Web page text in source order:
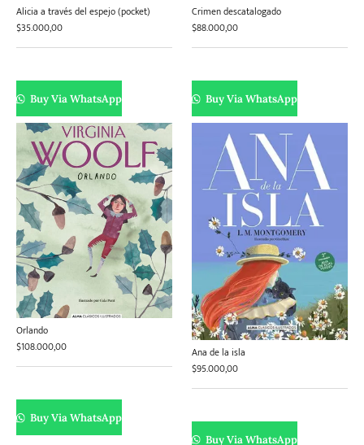
Alicia a través del espejo (pocket)
$35.000,00
Buy Via WhatsApp
Crimen descatalogado
$88.000,00
Buy Via WhatsApp
Orlando
$108.000,00
Buy Via WhatsApp
Ana de la isla
$95.000,00
Buy Via WhatsApp